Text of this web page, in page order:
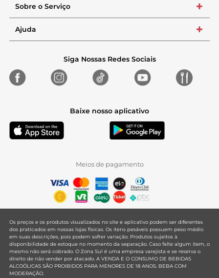
Sobre o Serviço +
Ajuda +
Siga Nossas Redes Sociais
Baixe nosso aplicativo
Meios de pagamento
Os preços e os produtos visualizados no site e aplicativo podem ser diferentes
dos praticados em nossas lojas físicas. Os itens pesáveis possuem peso médio
em suas descrições, pois podem sofrer variação. Produtos sujeitos à
disponibilidade de estoque no momento da separação. Caso falte algum item, o
mesmo não será cobrado. O Zona Sul é uma empresa varejista e se reserva o
direito de não vender por atacado. A VENDA E O CONSUMO DE BEBIDAS
ALCOÓLICAS SÃO PROIBIDOS PARA MENORES DE 18 ANOS. BEBA COM
MODERAÇÃO.